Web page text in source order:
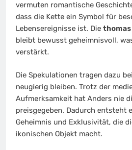
vermuten romantische
dass die Kette ein Symbol für
Lebensereignisse ist. Die
bleibt bewusst geheimnisvoll,
verstärkt.
Die Spekulationen tragen dazu
neugierig bleiben. Trotz der
Aufmerksamkeit hat Anders nie
preisgegeben. Dadurch entsteht
Geheimnis und Exklusivität, die
ikonischen Objekt macht.